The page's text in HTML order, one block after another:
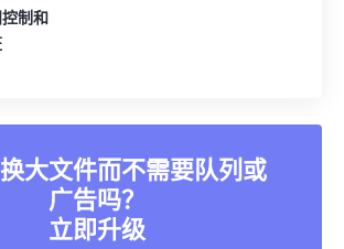
制和
大文件而不需要队列或
广告吗？
立即升级